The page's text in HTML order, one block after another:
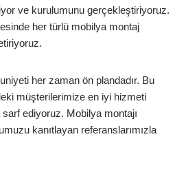
ve kurulumunu gerçekleştiriyoruz.
her türlü mobilya montaj
her zaman ön plandadır. Bu
müşterilerimize en iyi hizmeti
ediyoruz. Mobilya montajı
kanıtlayan referanslarımızla